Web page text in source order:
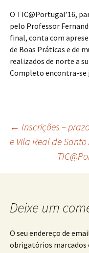
O TIC@Portugal’16,
pelo Professor
final, conta com
de Boas Práticas e de
realizados de norte a
Completo encontra-se
← Inscrições –
e Vila Real de
Deixe um
O seu endereço de
obrigatórios marcados